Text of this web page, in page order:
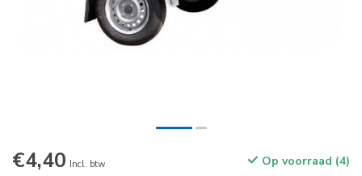
€4,40 Incl. btw Op voorraad (4)